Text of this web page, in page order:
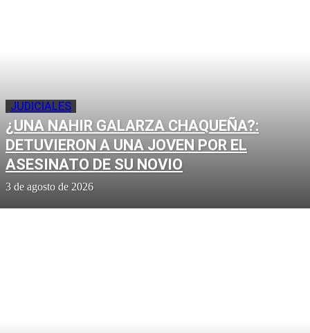
JUDICIALES
¿UNA NAHIR GALARZA CHAQUEÑA?:
DETUVIERON A UNA JOVEN POR EL
ASESINATO DE SU NOVIO
3 de agosto de 2026